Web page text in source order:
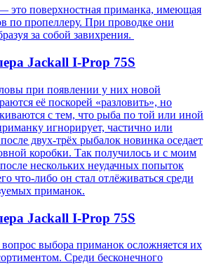
это поверхностная приманка, имеющая
по пропеллеру. При проводке они
за собой завихрения.
Jackall I-Prop 75S
при появлении у них новой
её поскорей «разловить», но
с тем, что рыба по той или иной
игнорирует, частично или
двух-трёх рыбалок новинка оседает
коробки. Так получилось и с моим
нескольких неудачных попыток
что-либо он стал отлёживаться среди
приманок.
Jackall I-Prop 75S
выбора приманок осложняется их
Среди бесконечного